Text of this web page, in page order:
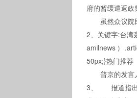
府的暂缓遣返政
虽然众议院民
2、关键字:台湾
amilnews）
50px;}热门推荐
普京的发言人
3、 报道指出